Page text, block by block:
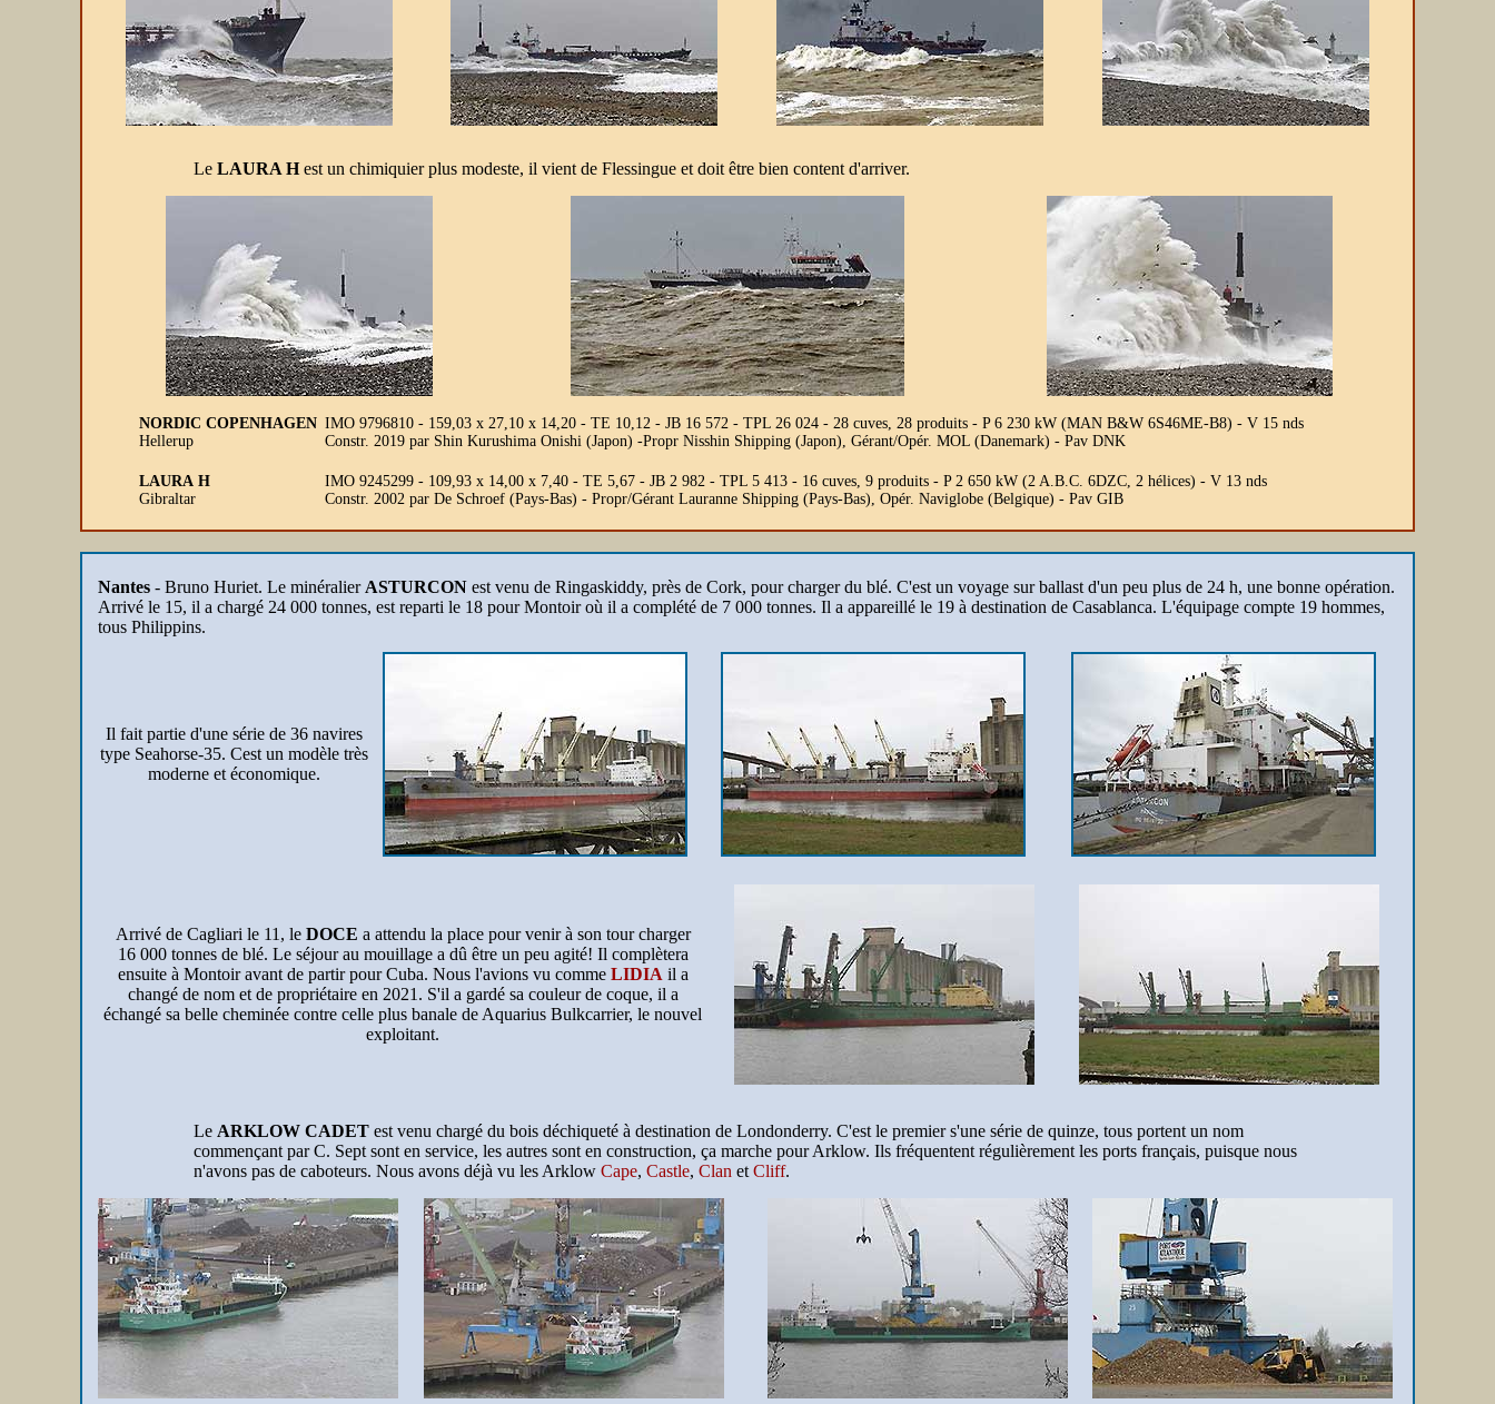
Le LAURA Hest un chimiquier plus modeste, il vient de Flessingue et doit être bien content d'arriver.
NORDIC COPENHAGEN
Hellerup
IMO 9796810 - 159,03 x 27,10 x 14,20 - TE 10,12 - JB 16 572 - TPL 26 024 - 28 cuves, 28 produits - P 6 230 kW (MAN B&W 6S46ME-B8) - V 15 nds
Constr. 2019 par Shin Kurushima Onishi (Japon) -Propr Nisshin Shipping (Japon), Gérant/Opér. MOL (Danemark) - Pav DNK
LAURA H
Gibraltar
IMO 9245299 - 109,93 x 14,00 x 7,40 - TE 5,67 - JB 2 982 - TPL 5 413 - 16 cuves, 9 produits - P 2 650 kW (2 A.B.C. 6DZC, 2 hélices) - V 13 nds
Constr. 2002 par De Schroef (Pays-Bas) - Propr/Gérant Lauranne Shipping (Pays-Bas), Opér. Naviglobe (Belgique) - Pav GIB
Nantes - Bruno Huriet. Le minéralier ASTURCON est venu de Ringaskiddy, près de Cork, pour charger du blé. C'est un voyage sur ballast d'un peu plus de 24 h, une bonne opération.
Arrivé le 15, il a chargé 24 000 tonnes, est reparti le 18 pour Montoir où il a complété de 7 000 tonnes. Il a appareillé le 19 à destination de Casablanca. L'équipage compte 19 hommes,
tous Philippins.
Il fait partie d'une série de 36 navires
type Seahorse-35. Cest un modèle très
moderne et économique.
Arrivé de Cagliari le 11, le DOCE a attendu la place pour venir à son tour charger
16 000 tonnes de blé. Le séjour au mouillage a dû être un peu agité! Il complètera
ensuite à Montoir avant de partir pour Cuba. Nous l'avions vu comme LIDIA il a
changé de nom et de propriétaire en 2021. S'il a gardé sa couleur de coque, il a
échangé sa belle cheminée contre celle plus banale de Aquarius Bulkcarrier, le nouvel
exploitant.
Le ARKLOW CADET est venu chargé du bois déchiqueté à destination de Londonderry. C'est le premier s'une série de quinze, tous portent un nom
commençant par C. Sept sont en service, les autres sont en construction, ça marche pour Arklow. Ils fréquentent régulièrement les ports français, puisque nous
n'avons pas de caboteurs. Nous avons déjà vu les Arklow Cape, Castle, Clan et Cliff.